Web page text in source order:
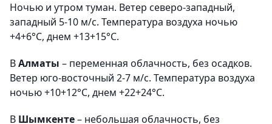
Ночью и утром туман. Ветер северо-западный,
западный 5-10 м/с. Температура воздуха ночью
+4+6°С, днем +13+15°С.
ВАлматы – переменная облачность, без осадков.
Ветер юго-восточный 2-7 м/с. Температура воздуха
ночью +10+12°С, днем +22+24°С.
В Шымкенте– небольшая облачность, без